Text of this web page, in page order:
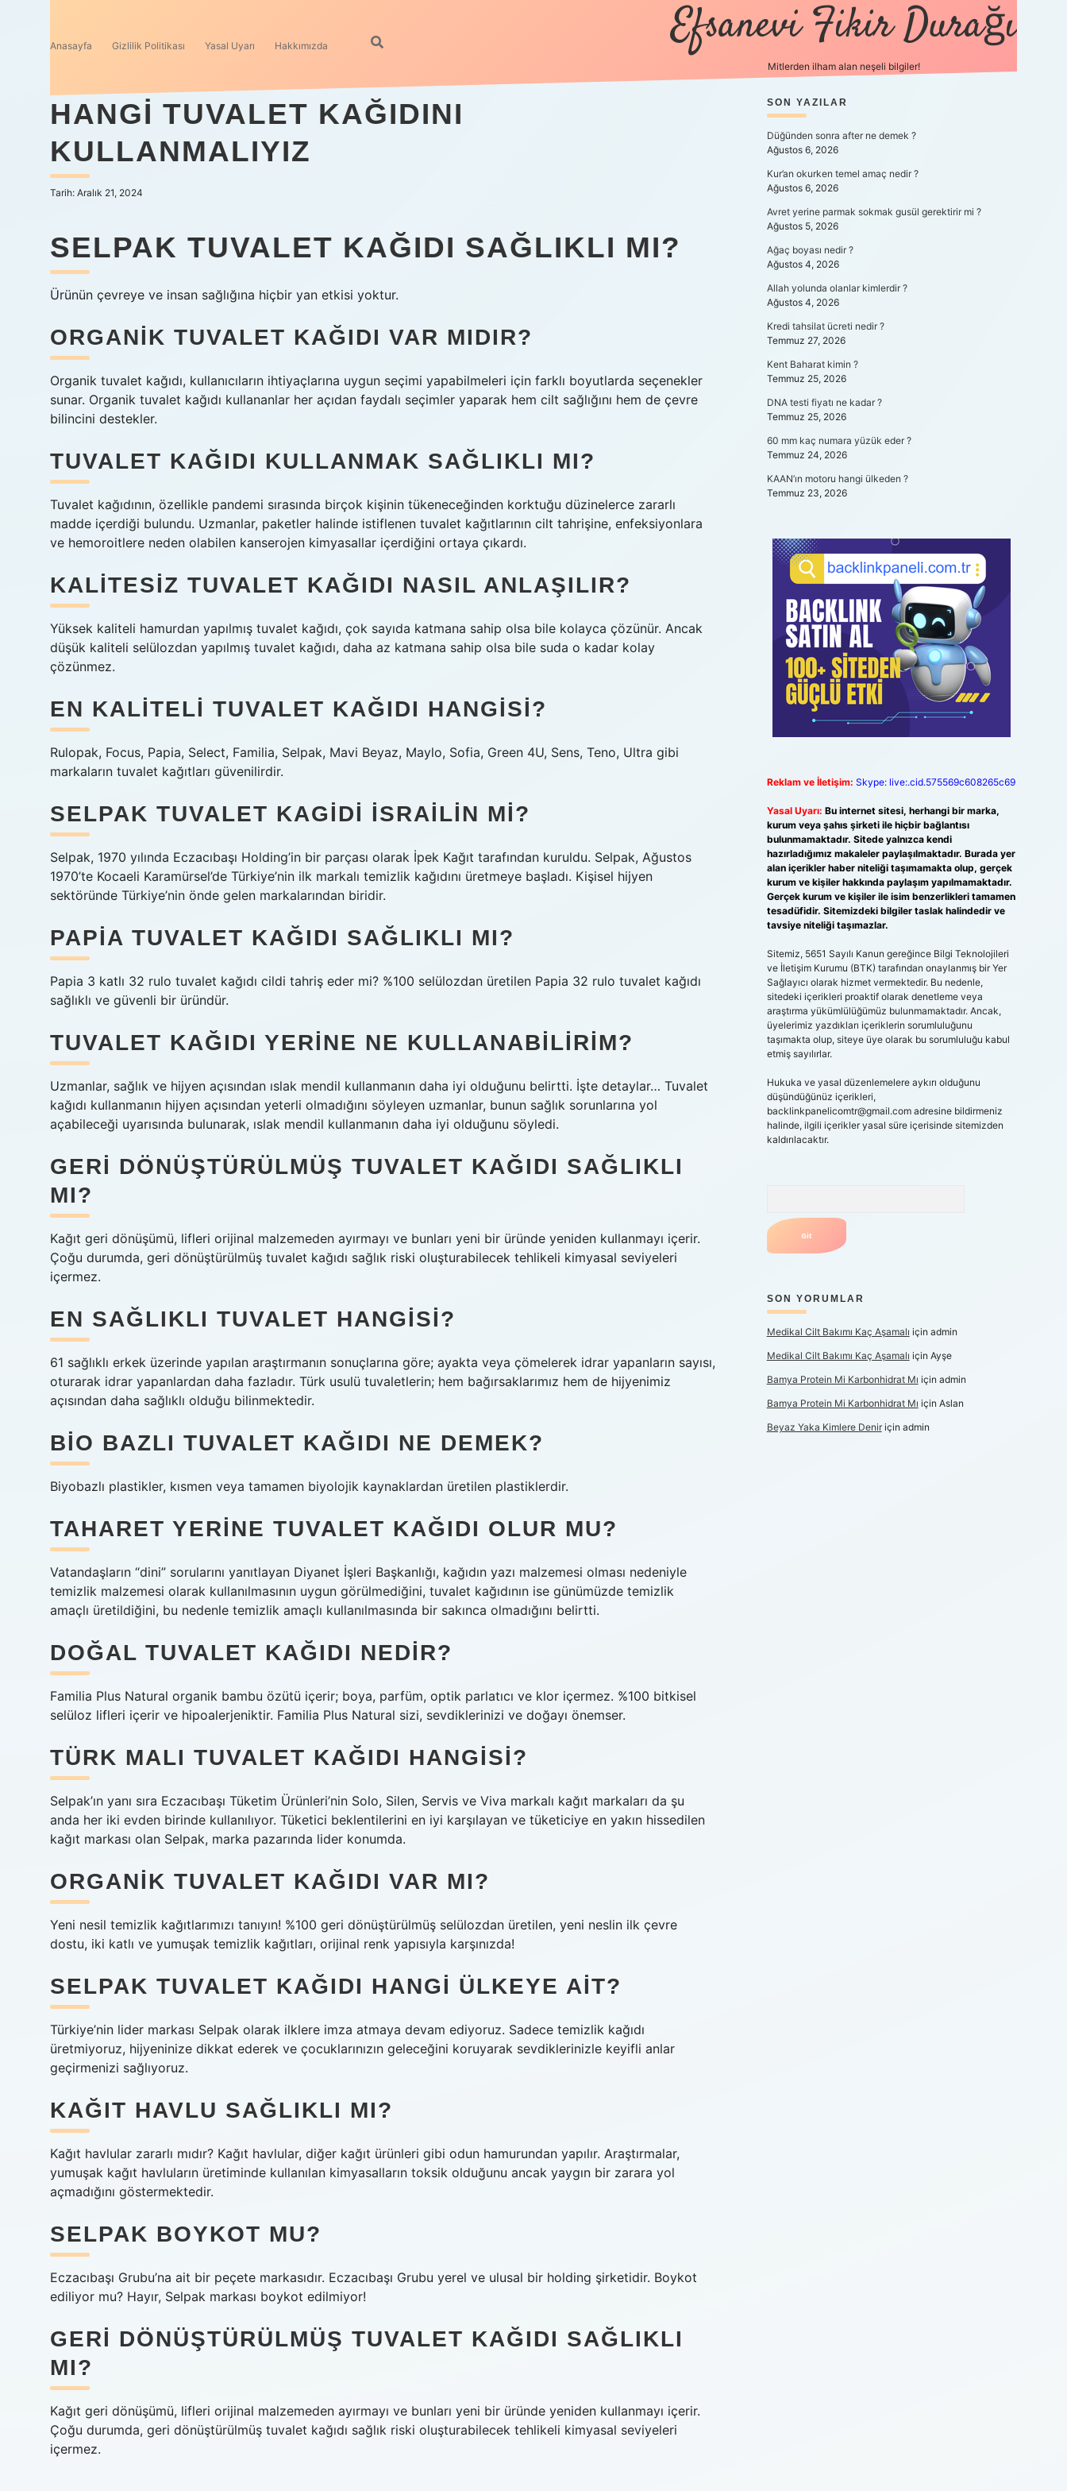
Anasayfa Gizlilik Politikası Yasal Uyarı Hakkımızda Efsanevi Fikir Durağı
Mitlerden ilham alan neşeli bilgiler!
HANGI TUVALET KAĞIDINI
KULLANMALIYIZ
Tarih: Aralık 21, 2024
SELPAK TUVALET KAĞIDI SAĞLIKLI MI?
Ürünün çevreye ve insan sağlığına hiçbir yan etkisi yoktur.
ORGANIK TUVALET KAĞIDI VAR MIDIR?
Organik tuvalet kağıdı, kullanıcıların ihtiyaçlarına uygun seçimi yapabilmeleri için farklı boyutlarda seçenekler
sunar. Organik tuvalet kağıdı kullananlar her açıdan faydalı seçimler yaparak hem cilt sağlığını hem de çevre
bilincini destekler.
TUVALET KAĞIDI KULLANMAK SAĞLIKLI MI?
Tuvalet kağıdının, özellikle pandemi sırasında birçok kişinin tükeneceğinden korktuğu düzinelerce zararlı
madde içerdiği bulundu. Uzmanlar, paketler halinde istiflenen tuvalet kağıtlarının cilt tahrişine, enfeksiyonlara
ve hemoroitlere neden olabilen kanserojen kimyasallar içerdiğini ortaya çıkardı.
KALITESIZ TUVALET KAĞIDI NASIL ANLAŞILIR?
Yüksek kaliteli hamurdan yapılmış tuvalet kağıdı, çok sayıda katmana sahip olsa bile kolayca çözünür. Ancak
düşük kaliteli selülozdan yapılmış tuvalet kağıdı, daha az katmana sahip olsa bile suda o kadar kolay
çözünmez.
EN KALITELI TUVALET KAĞIDI HANGISI?
Rulopak, Focus, Papia, Select, Familia, Selpak, Mavi Beyaz, Maylo, Sofia, Green 4U, Sens, Teno, Ultra gibi
markaların tuvalet kağıtları güvenilirdir.
SELPAK TUVALET KAGIDI ISRAILIN MI?
Selpak, 1970 yılında Eczacıbaşı Holding’in bir parçası olarak İpek Kağıt tarafından kuruldu. Selpak, Ağustos
1970’te Kocaeli Karamürsel’de Türkiye’nin ilk markalı temizlik kağıdını üretmeye başladı. Kişisel hijyen
sektöründe Türkiye’nin önde gelen markalarından biridir.
PAPIA TUVALET KAĞIDI SAĞLIKLI MI?
Papia 3 katlı 32 rulo tuvalet kağıdı cildi tahriş eder mi? %100 selülozdan üretilen Papia 32 rulo tuvalet kağıdı
sağlıklı ve güvenli bir üründür.
TUVALET KAĞIDI YERINE NE KULLANABILIRIM?
Uzmanlar, sağlık ve hijyen açısından ıslak mendil kullanmanın daha iyi olduğunu belirtti. İşte detaylar… Tuvalet
kağıdı kullanmanın hijyen açısından yeterli olmadığını söyleyen uzmanlar, bunun sağlık sorunlarına yol
açabileceği uyarısında bulunarak, ıslak mendil kullanmanın daha iyi olduğunu söyledi.
GERI DÖNÜŞTÜRÜLMÜŞ TUVALET KAĞIDI SAĞLIKLI
MI?
Kağıt geri dönüşümü, lifleri orijinal malzemeden ayırmayı ve bunları yeni bir üründe yeniden kullanmayı içerir.
Çoğu durumda, geri dönüştürülmüş tuvalet kağıdı sağlık riski oluşturabilecek tehlikeli kimyasal seviyeleri
içermez.
EN SAĞLIKLI TUVALET HANGISI?
61 sağlıklı erkek üzerinde yapılan araştırmanın sonuçlarına göre; ayakta veya çömelerek idrar yapanların sayısı,
oturarak idrar yapanlardan daha fazladır. Türk usulü tuvaletlerin; hem bağırsaklarımız hem de hijyenimiz
açısından daha sağlıklı olduğu bilinmektedir.
BIO BAZLI TUVALET KAĞIDI NE DEMEK?
Biyobazlı plastikler, kısmen veya tamamen biyolojik kaynaklardan üretilen plastiklerdir.
TAHARET YERINE TUVALET KAĞIDI OLUR MU?
Vatandaşların “dini” sorularını yanıtlayan Diyanet İşleri Başkanlığı, kağıdın yazı malzemesi olması nedeniyle
temizlik malzemesi olarak kullanılmasının uygun görülmediğini, tuvalet kağıdının ise günümüzde temizlik
amaçlı üretildiğini, bu nedenle temizlik amaçlı kullanılmasında bir sakınca olmadığını belirtti.
DOĞAL TUVALET KAĞIDI NEDIR?
Familia Plus Natural organik bambu özütü içerir; boya, parfüm, optik parlatıcı ve klor içermez. %100 bitkisel
selüloz lifleri içerir ve hipoalerjeniktir. Familia Plus Natural sizi, sevdiklerinizi ve doğayı önemser.
TÜRK MALI TUVALET KAĞIDI HANGISI?
Selpak’ın yanı sıra Eczacıbaşı Tüketim Ürünleri’nin Solo, Silen, Servis ve Viva markalı kağıt markaları da şu
anda her iki evden birinde kullanılıyor. Tüketici beklentilerini en iyi karşılayan ve tüketiciye en yakın hissedilen
kağıt markası olan Selpak, marka pazarında lider konumda.
ORGANIK TUVALET KAĞIDI VAR MI?
Yeni nesil temizlik kağıtlarımızı tanıyın! %100 geri dönüştürülmüş selülozdan üretilen, yeni neslin ilk çevre
dostu, iki katlı ve yumuşak temizlik kağıtları, orijinal renk yapısıyla karşınızda!
SELPAK TUVALET KAĞIDI HANGI ÜLKEYE AIT?
Türkiye’nin lider markası Selpak olarak ilklere imza atmaya devam ediyoruz. Sadece temizlik kağıdı
üretmiyoruz, hijyeninize dikkat ederek ve çocuklarınızın geleceğini koruyarak sevdiklerinizle keyifli anlar
geçirmenizi sağlıyoruz.
KAĞIT HAVLU SAĞLIKLI MI?
Kağıt havlular zararlı mıdır? Kağıt havlular, diğer kağıt ürünleri gibi odun hamurundan yapılır. Araştırmalar,
yumuşak kağıt havluların üretiminde kullanılan kimyasalların toksik olduğunu ancak yaygın bir zarara yol
açmadığını göstermektedir.
SELPAK BOYKOT MU?
Eczacıbaşı Grubu’na ait bir peçete markasıdır. Eczacıbaşı Grubu yerel ve ulusal bir holding şirketidir. Boykot
ediliyor mu? Hayır, Selpak markası boykot edilmiyor!
GERI DÖNÜŞTÜRÜLMÜŞ TUVALET KAĞIDI SAĞLIKLI
MI?
Kağıt geri dönüşümü, lifleri orijinal malzemeden ayırmayı ve bunları yeni bir üründe yeniden kullanmayı içerir.
Çoğu durumda, geri dönüştürülmüş tuvalet kağıdı sağlık riski oluşturabilecek tehlikeli kimyasal seviyeleri
içermez.
SIDEBAR
SON YAZILAR
Düğünden sonra after ne demek ?
Ağustos 6, 2026
Kur’an okurken temel amaç nedir ?
Ağustos 6, 2026
Avret yerine parmak sokmak gusül gerektirir mi ?
Ağustos 5, 2026
Ağaç boyası nedir ?
Ağustos 4, 2026
Allah yolunda olanlar kimlerdir ?
Ağustos 4, 2026
Kredi tahsilat ücreti nedir ?
Temmuz 27, 2026
Kent Baharat kimin ?
Temmuz 25, 2026
DNA testi fiyatı ne kadar ?
Temmuz 25, 2026
60 mm kaç numara yüzük eder ?
Temmuz 24, 2026
KAAN’ın motoru hangi ülkeden ?
Temmuz 23, 2026
Reklam ve İletişim: Skype: live:.cid.575569c608265c69
Yasal Uyarı: Bu internet sitesi, herhangi bir marka,
kurum veya şahıs şirketi ile hiçbir bağlantısı
bulunmamaktadır. Sitede yalnızca kendi
hazırladığımız makaleler paylaşılmaktadır. Burada yer
alan içerikler haber niteliği taşımamakta olup, gerçek
kurum ve kişiler hakkında paylaşım yapılmamaktadır.
Gerçek kurum ve kişiler ile isim benzerlikleri tamamen
tesadüfidir. Sitemizdeki bilgiler taslak halindedir ve
tavsiye niteliği taşımazlar.
Sitemiz, 5651 Sayılı Kanun gereğince Bilgi Teknolojileri
ve İletişim Kurumu (BTK) tarafından onaylanmış bir Yer
Sağlayıcı olarak hizmet vermektedir. Bu nedenle,
sitedeki içerikleri proaktif olarak denetleme veya
araştırma yükümlülüğümüz bulunmamaktadır. Ancak,
üyelerimiz yazdıkları içeriklerin sorumluluğunu
taşımakta olup, siteye üye olarak bu sorumluluğu kabul
etmiş sayılırlar.
Hukuka ve yasal düzenlemelere aykırı olduğunu
düşündüğünüz içerikleri,
backlinkpanelicomtr@gmail.comadresine bildirmeniz
halinde, ilgili içerikler yasal süre içerisinde sitemizden
kaldırılacaktır.
SON YORUMLAR
Medikal Cilt Bakımı Kaç Aşamalı için admin
Medikal Cilt Bakımı Kaç Aşamalı için Ayşe
Bamya Protein Mi Karbonhidrat Mı için admin
Bamya Protein Mi Karbonhidrat Mı için Aslan
Beyaz Yaka Kimlere Deniriçin admin